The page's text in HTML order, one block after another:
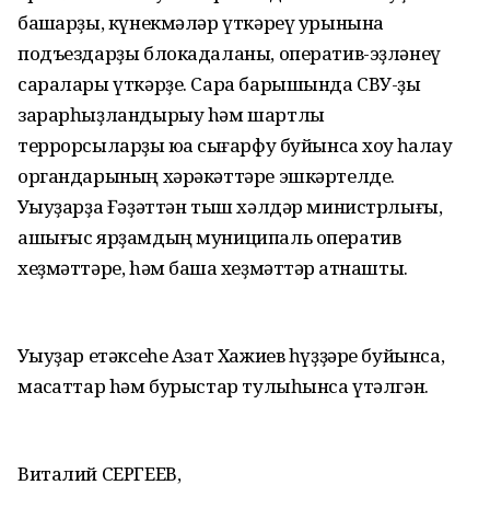
башҡарҙы, күнекмәләр үткәреү урынына
подъездарҙы блокадаланы, оператив-эҙләнеү
саралары үткәрҙе. Сара барышында СВУ-ҙы
зарарһыҙландырыу hәм шартлы
террорсыларҙы юҡҡа сығарфу буйынса хоҡуҡ һаҡлау
органдарының хәрәкәттәре эшкәртелде.
Уҡыуҙарҙа Ғәҙәттән тыш хәлдәр министрлығы,
ашығыс ярҙамдың муниципаль оператив
хеҙмәттәре, hәм башҡа хеҙмәттәр ҡатнашты.
Уҡыуҙар етәксеһе Азат Хажиев һүҙҙәре буйынса,
маҡсаттар hәм бурыстар тулыһынса үтәлгән.
Виталий СЕРГЕЕВ,